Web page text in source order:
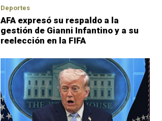
Deportes
AFA expresó su respaldo a la
gestión de Gianni Infantino y a su
reelección en la FIFA